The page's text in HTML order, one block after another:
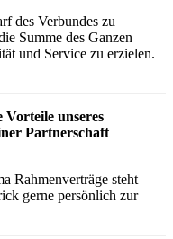
des Verbundes zu
Summe des Ganzen
und Service zu erzielen.
Vorteile unseres
Partnerschaft
Rahmenverträge steht
gerne persönlich zur